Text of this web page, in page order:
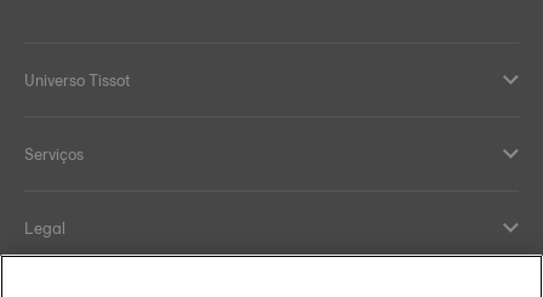
Universo Tissot
Serviços
Legal